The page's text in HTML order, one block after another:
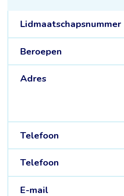
Lidmaatschapsnummer
Beroepen
Adres
Telefoon
Telefoon
E-mail